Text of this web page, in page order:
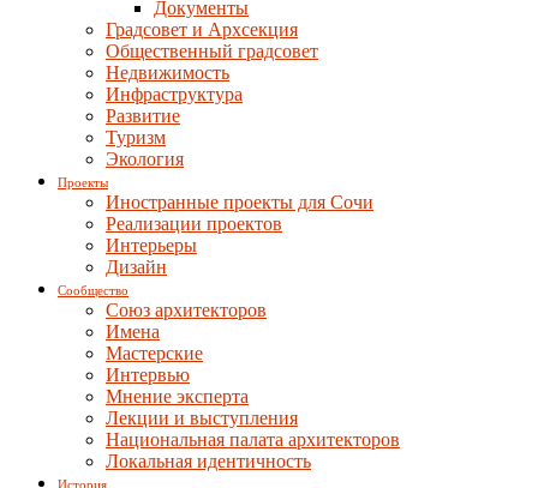
Документы
Градсовет и Архсекция
Общественный градсовет
Недвижимость
Инфраструктура
Развитие
Туризм
Экология
Проекты
Иностранные проекты для Сочи
Реализации проектов
Интерьеры
Дизайн
Сообщество
Союз архитекторов
Имена
Мастерские
Интервью
Мнение эксперта
Лекции и выступления
Национальная палата архитекторов
Локальная идентичность
История